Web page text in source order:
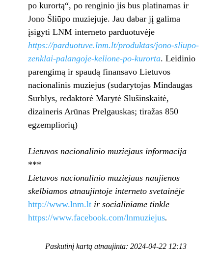
po kurortą“, po renginio jis bus platinamas ir
Jono Šliūpo muziejuje. Jau dabar jį galima
įsigyti LNM interneto parduotuvėje
https://parduotuve.lnm.lt/produktas/jono-sliupo-
zenklai-palangoje-kelione-po-kurorta. Leidinio
parengimą ir spaudą finansavo Lietuvos
nacionalinis muziejus (sudarytojas Mindaugas
Surblys, redaktorė Marytė Slušinskaitė,
dizaineris Arūnas Prelgauskas; tiražas 850
egzempliorių)
Lietuvos nacionalinio muziejaus informacija
***
Lietuvos nacionalinio muziejaus naujienos
skelbiamos atnaujintoje interneto svetainėje
http://www.lnm.lt ir socialiniame tinkle
https://www.facebook.com/lnmuziejus.
Paskutinį kartą atnaujinta: 2024-04-22 12:13